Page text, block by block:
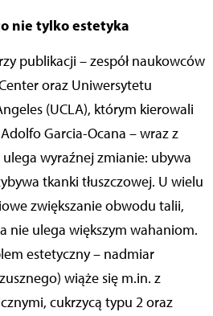
nie tylko estetyka
publikacji – zespół naukowców
oraz Uniwersytetu
(UCLA), którym kierowali
Garcia-Ocana – wraz z
ulega wyraźnej zmianie: ubywa
tkanki tłuszczowej. U wielu
zwiększanie obwodu talii,
nie ulega większym wahaniom.
estetyczny – nadmiar
wiąże się m.in. z
cukrzycą typu 2 oraz